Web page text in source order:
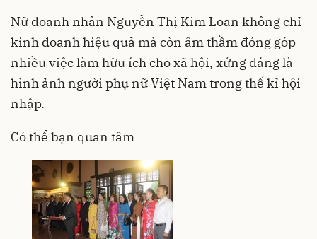
Nữ doanh nhân Nguyễn Thị Kim Loan không chỉ
kinh doanh hiệu quả mà còn âm thầm đóng góp
nhiều việc làm hữu ích cho xã hội, xứng đáng là
hình ảnh người phụ nữ Việt Nam trong thế kỉ hội
nhập.
Có thể bạn quan tâm